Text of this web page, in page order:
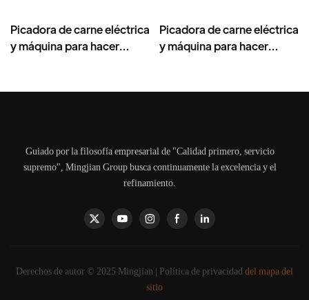
Picadora de carne eléctrica
y máquina para hacer
rendimiento 1500 g/min,
Picadora de carne eléctrica
y máquina para hacer
-MGD
Guiado por la filosofía empresarial de "Calidad primero, servicio
supremo", Mingjian Group busca continuamente la excelencia y el
refinamiento.
Derechos de autor © 2025 Mingjian | Política de privacidad del mapa del
sitio